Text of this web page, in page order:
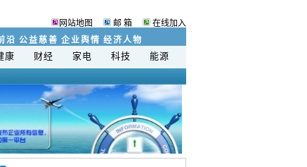
网站地图 邮 箱
在线加入
沿 公益慈善 企业舆情 经济人物
康 财经 家电 科技 能源